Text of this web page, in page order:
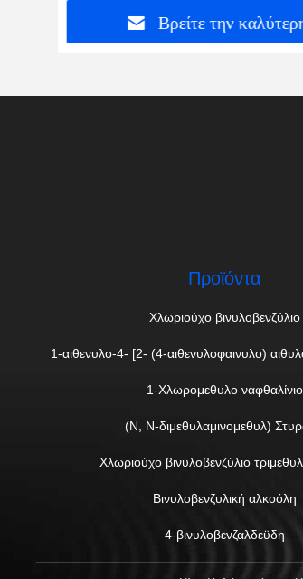
Βρείτε την
Προϊόντα
Χλωριούχο βινυλοβενζύλιο
1-αιθενυλο-4- [2- (4-αιθενυλοφαινυλο)
1-Χλωρομεθυλο ναφθαλίνιο
(Ν, Ν-διμεθυλαμινομεθυλ)
Χλωριούχο βινυλοβενζύλιο
Βινυλοβενζυλική αλκοόλη
4-βινυλοβενζαλδεϋδη